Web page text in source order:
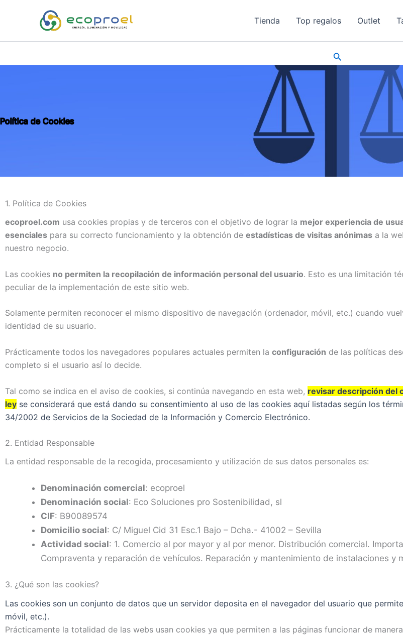
Tienda Top regalos Outlet
Buscar
Política de Cookies
1. Política de Cookies
ecoproel.com usa cookies propias y de terceros con el objetivo de lograr la mejor experiencia de
esenciales para su correcto funcionamiento y la obtención de estadísticas de visitas anónimas a la
nuestro negocio.
Las cookies no permiten la recopilación de información personal del usuario. Esto es una limitación
peculiar de la implementación de este sitio web.
Solamente permiten reconocer el mismo dispositivo de navegación (ordenador, móvil, etc.) cuando
identidad de su usuario.
Prácticamente todos los navegadores populares actuales permiten la configuración de las políticas
completo si el usuario así lo decide.
Tal como se indica en el aviso de cookies, si continúa navegando en esta web, revisar descripción del
ley se considerará que está dando su consentimiento al uso de las cookies aquí listadas según los
34/2002 de Servicios de la Sociedad de la Información y Comercio Electrónico.
2. Entidad Responsable
La entidad responsable de la recogida, procesamiento y utilización de sus datos personales es:
Denominación comercial: ecoproel
Denominación social: Eco Soluciones pro Sostenibilidad, sl
CIF: B90089574
Domicilio social: C/ Miguel Cid 31 Esc.1 Bajo – Dcha.- 41002 – Sevilla
Actividad social: 1. Comercio al por mayor y al por menor. Distribución comercial.
Compraventa y reparación de vehículos. Reparación y mantenimiento de instalaciones y
3. ¿Qué son las cookies?
Las cookies son un conjunto de datos que un servidor deposita en el navegador del usuario que
móvil, etc.).
Prácticamente la totalidad de las webs usan cookies ya que permiten a las páginas funcionar de